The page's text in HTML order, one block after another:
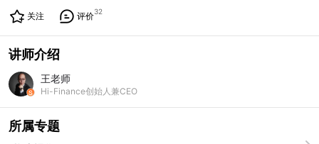
关注 评价32
讲师介绍
王老师
Hi-Finance创始人兼CEO
所属专题